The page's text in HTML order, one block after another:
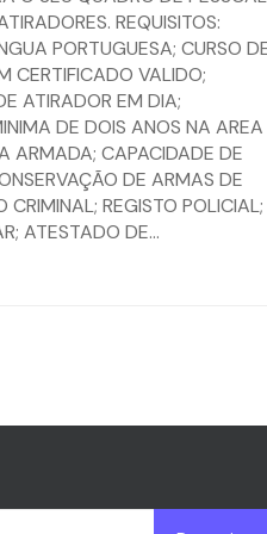
REQUISITOS:
PORTUGUESA; CURSO
CERTIFICADO VALIDO;
ATIRADOR EM DIA;
DE DOIS ANOS NA AREA
ARMADA; CAPACIDADE DE
DE ARMAS DE
CRIMINAL; REGISTO POLICIAL;
ATESTADO DE...